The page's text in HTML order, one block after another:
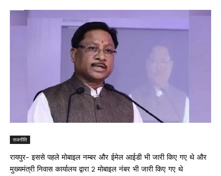
राजनीति
रायपुर- इससे पहले मोबाइल नम्बर और ईमेल आईडी भी जारी किए गए थे और
मुख्यमंत्री निवास कार्यालय द्वारा 2 मोबाइल नंबर भी जारी किए गए थे